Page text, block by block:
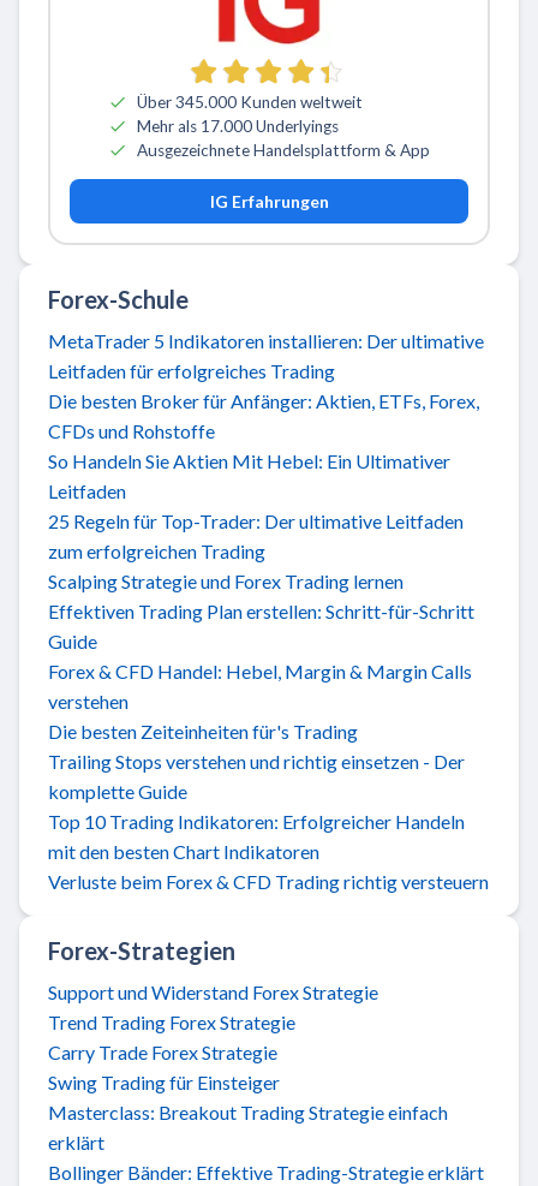
Über 345.000 Kunden weltweit
Mehr als 17.000 Underlyings
Ausgezeichnete Handelsplattform & App
IG Erfahrungen
Forex-Schule
MetaTrader 5 Indikatoren installieren: Der ultimative
Leitfaden für erfolgreiches Trading
Die besten Broker für Anfänger: Aktien, ETFs, Forex,
CFDs und Rohstoffe
So Handeln Sie Aktien Mit Hebel: Ein Ultimativer
Leitfaden
25 Regeln für Top-Trader: Der ultimative Leitfaden
zum erfolgreichen Trading
Scalping Strategie und Forex Trading lernen
Effektiven Trading Plan erstellen: Schritt-für-Schritt
Guide
Forex & CFD Handel: Hebel, Margin & Margin Calls
verstehen
Die besten Zeiteinheiten für's Trading
Trailing Stops verstehen und richtig einsetzen - Der
komplette Guide
Top 10 Trading Indikatoren: Erfolgreicher Handeln
mit den besten Chart Indikatoren
Verluste beim Forex & CFD Trading richtig versteuern
Forex-Strategien
Support und Widerstand Forex Strategie
Trend Trading Forex Strategie
Carry Trade Forex Strategie
Swing Trading für Einsteiger
Masterclass: Breakout Trading Strategie einfach
erklärt
Bollinger Bänder: Effektive Trading-Strategie erklärt